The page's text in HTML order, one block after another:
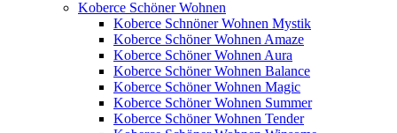
Koberce Schöner Wohnen
Koberce Schnöner Wohnen Mystik
Koberce Schöner Wohnen Amaze
Koberce Schöner Wohnen Aura
Koberce Schöner Wohnen Balance
Koberce Schöner Wohnen Magic
Koberce Schöner Wohnen Summer
Koberce Schöner Wohnen Tender